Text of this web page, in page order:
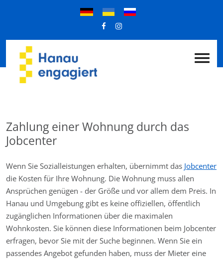
Zahlung einer Wohnung durch das
Jobcenter
Wenn Sie Sozialleistungen erhalten, übernimmt das Jobcenter
die Kosten für Ihre Wohnung. Die Wohnung muss allen
Ansprüchen genügen - der Größe und vor allem dem Preis. In
Hanau und Umgebung gibt es keine offiziellen, öffentlich
zugänglichen Informationen über die maximalen
Wohnkosten. Sie können diese Informationen beim Jobcenter
erfragen, bevor Sie mit der Suche beginnen. Wenn Sie ein
passendes Angebot gefunden haben, muss der Mieter eine